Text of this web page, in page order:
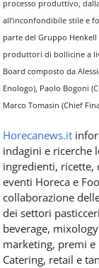
processo produttivo,
all’inconfondibile stile e
parte del Gruppo
produttori di bollicine a
Board composto da
Enologo), Paolo Bogoni
Marco Tomasin (Chief
Horecanews.it
indagini e ricerche
ingredienti, ricette,
eventi Horeca e
collaborazione
dei settori
beverage,
marketing, premi
Catering, retail e